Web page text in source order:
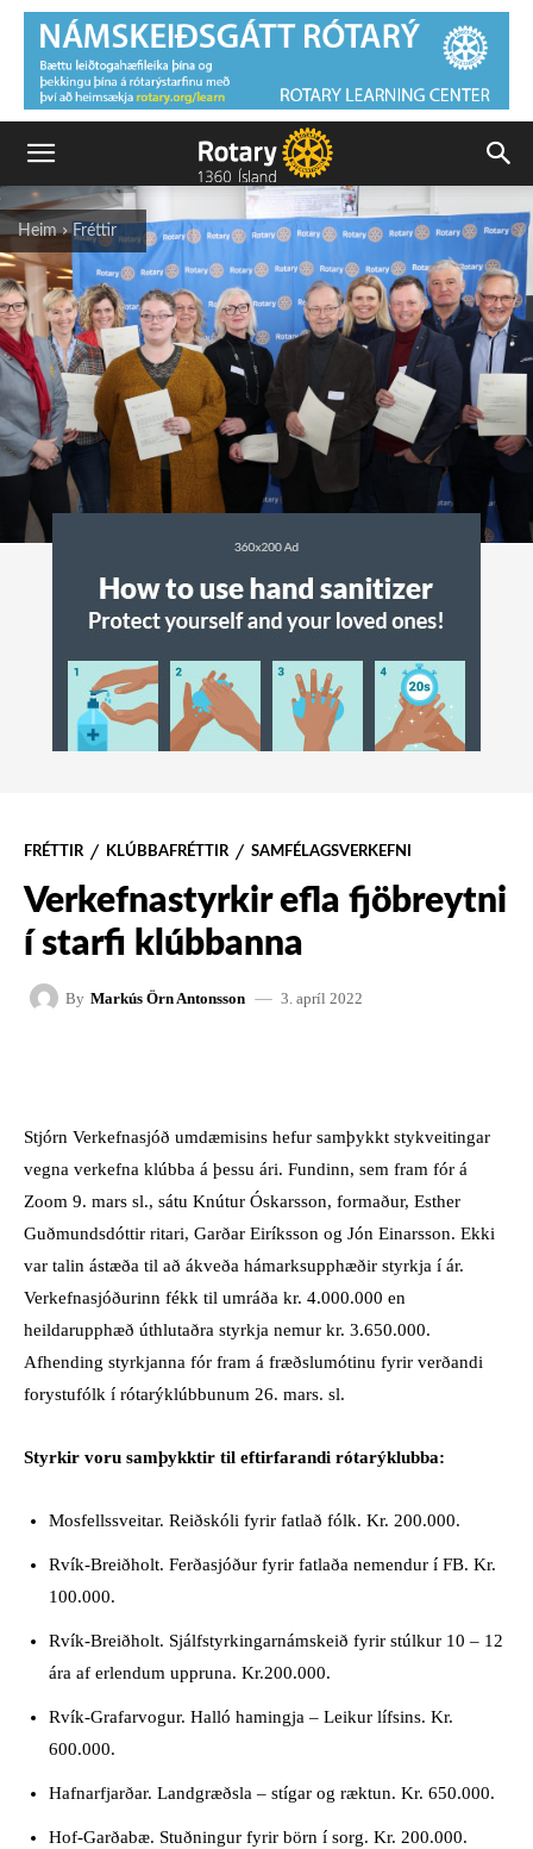
Heim Fréttir
FRÉTTIR KLÚBBAFRÉTTIR SAMFÉLAGSVERKEFNI
Verkefnastyrkir efla fjöbreytni
í starfi klúbbanna
By Markús Örn Antonsson 3. apríl 2022
Stjórn Verkefnasjóð umdæmisins hefur samþykkt stykveitingar
vegna verkefna klúbba á þessu ári. Fundinn, sem fram fór á
Zoom 9. mars sl., sátu Knútur Óskarsson, formaður, Esther
Guðmundsdóttir ritari, Garðar Eiríksson og Jón Einarsson. Ekki
var talin ástæða til að ákveða hámarksupphæðir styrkja í ár.
Verkefnasjóðurinn fékk til umráða kr. 4.000.000 en
heildarupphæð úthlutaðra styrkja nemur kr. 3.650.000.
Afhending styrkjanna fór fram á fræðslumótinu fyrir verðandi
forystufólk í rótarýklúbbunum 26. mars. sl.
Styrkir voru samþykktir til eftirfarandi rótarýklubba:
Mosfellssveitar. Reiðskóli fyrir fatlað fólk. Kr. 200.000.
Rvík-Breiðholt. Ferðasjóður fyrir fatlaða nemendur í FB. Kr.
100.000.
Rvík-Breiðholt. Sjálfstyrkingarnámskeið fyrir stúlkur 10 – 12
ára af erlendum uppruna. Kr.200.000.
Rvík-Grafarvogur. Halló hamingja – Leikur lífsins. Kr.
600.000.
Hafnarfjarðar. Landgræðsla – stígar og ræktun. Kr. 650.000.
Hof-Garðabæ. Stuðningur fyrir börn í sorg. Kr. 200.000.